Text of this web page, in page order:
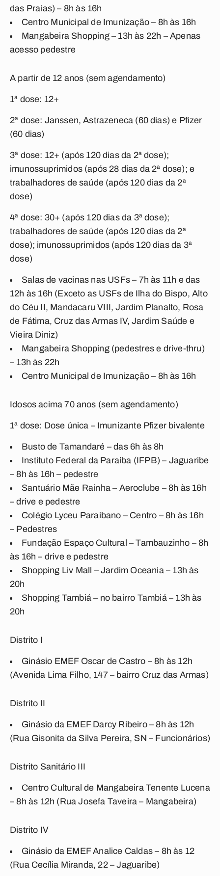
das Praias) – 8h às 16h
Centro Municipal de Imunização – 8h às 16h
Mangabeira Shopping – 13h às 22h – Apenas
acesso pedestre
A partir de 12 anos (sem agendamento)
1ª dose: 12+
2ª dose: Janssen, Astrazeneca (60 dias) e Pfizer
(60 dias)
3ª dose: 12+ (após 120 dias da 2ª dose);
imunossuprimidos (após 28 dias da 2ª dose); e
trabalhadores de saúde (após 120 dias da 2ª
dose)
4ª dose: 30+ (após 120 dias da 3ª dose);
trabalhadores de saúde (após 120 dias da 2ª
dose); imunossuprimidos (após 120 dias da 3ª
dose)
Salas de vacinas nas USFs – 7h às 11h e das
12h às 16h (Exceto as USFs de Ilha do Bispo, Alto
do Céu II, Mandacaru VIII, Jardim Planalto, Rosa
de Fátima, Cruz das Armas IV, Jardim Saúde e
Vieira Diniz)
Mangabeira Shopping (pedestres e drive-thru)
– 13h às 22h
Centro Municipal de Imunização – 8h às 16h
Idosos acima 70 anos (sem agendamento)
1ª dose: Dose única – Imunizante Pfizer bivalente
Busto de Tamandaré – das 6h às 8h
Instituto Federal da Paraíba (IFPB) – Jaguaribe
– 8h às 16h – pedestre
Santuário Mãe Rainha – Aeroclube – 8h às 16h
– drive e pedestre
Colégio Lyceu Paraibano – Centro – 8h às 16h
– Pedestres
Fundação Espaço Cultural – Tambauzinho – 8h
às 16h – drive e pedestre
Shopping Liv Mall – Jardim Oceania – 13h às
20h
Shopping Tambiá – no bairro Tambiá – 13h às
20h
Distrito I
Ginásio EMEF Oscar de Castro – 8h às 12h
(Avenida Lima Filho, 147 – bairro Cruz das Armas)
Distrito II
Ginásio da EMEF Darcy Ribeiro – 8h às 12h
(Rua Gisonita da Silva Pereira, SN – Funcionários)
Distrito Sanitário III
Centro Cultural de Mangabeira Tenente Lucena
– 8h às 12h (Rua Josefa Taveira – Mangabeira)
Distrito IV
Ginásio da EMEF Analice Caldas – 8h às 12
(Rua Cecília Miranda, 22 – Jaguaribe)